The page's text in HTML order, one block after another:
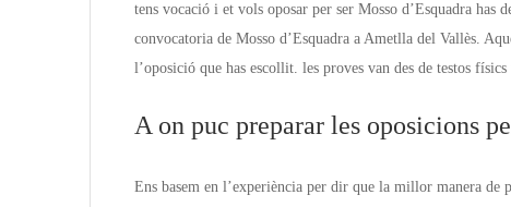
tens vocació i et vols oposar per ser Mosso d’Esquadra has
convocatoria de Mosso d’Esquadra a Ametlla del Vallès.
l’oposició que has escollit. les proves van des de testos
A on puc preparar les oposicions
Ens basem en l’experiència per dir que la millor manera de